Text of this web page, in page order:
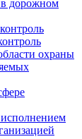
в дорожном
охраны